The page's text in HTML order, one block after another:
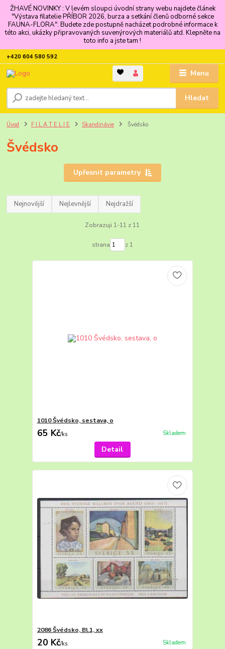
ŽHAVÉ NOVINKY : V levém sloupci úvodní strany webu najdete článek
"Výstava filatelie PŘÍBOR 2026, burza a setkání členů odborné sekce
FAUNA-FLORA". Budete zde postupně nacházet podrobné informace k
této akci, ukázky připravovaných suvenýrových materiálů atd. Klepněte na
toto info a jste tam !
Menu
Hledat
+420 604 580 592
Úvod F I L A T E L I E Skandinávie Švédsko
Švédsko
Upřesnit parametry
Nejnovější Nejlevnější Nejdražší
Zobrazuji 1-11 z 11
strana z 1
1010 Švédsko, sestava, o
65 Kč/ks Skladem
Detail
2086 Švédsko, Bl.1, xx
20 Kč/ks Skladem